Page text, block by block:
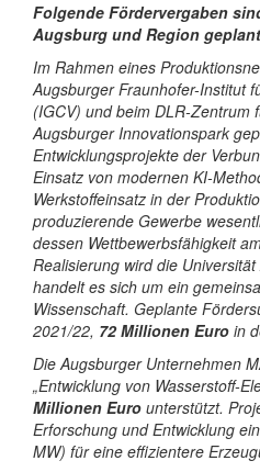
Folgende Fördervergaben
Augsburg und Region
Im Rahmen eines
Augsburger Fraunhofer-Institut
(IGCV) und beim DLR-Zentrum
Augsburger Innovationspark
Entwicklungsprojekte der
Einsatz von modernen KI-
Werkstoffeinsatz in der
produzierende Gewerbe
dessen Wettbewerbsfähigkeit
Realisierung wird die
handelt es sich um ein
Wissenschaft. Geplante
2021/22, 72 Millionen Euro in
Die Augsburger Unternehmen
„Entwicklung von Wasserstoff-
Millionen Euro unterstützt.
Erforschung und Entwicklung
MW) für eine effizientere